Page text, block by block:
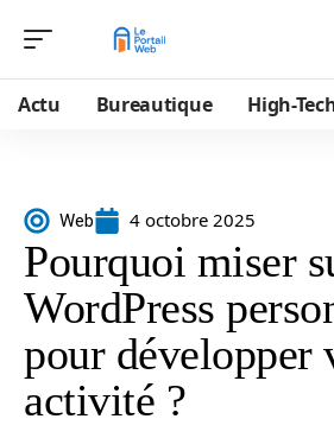
Actu Bureautique High-
Web 4 octobre 2025
Pourquoi miser
WordPress
pour développer
activité ?